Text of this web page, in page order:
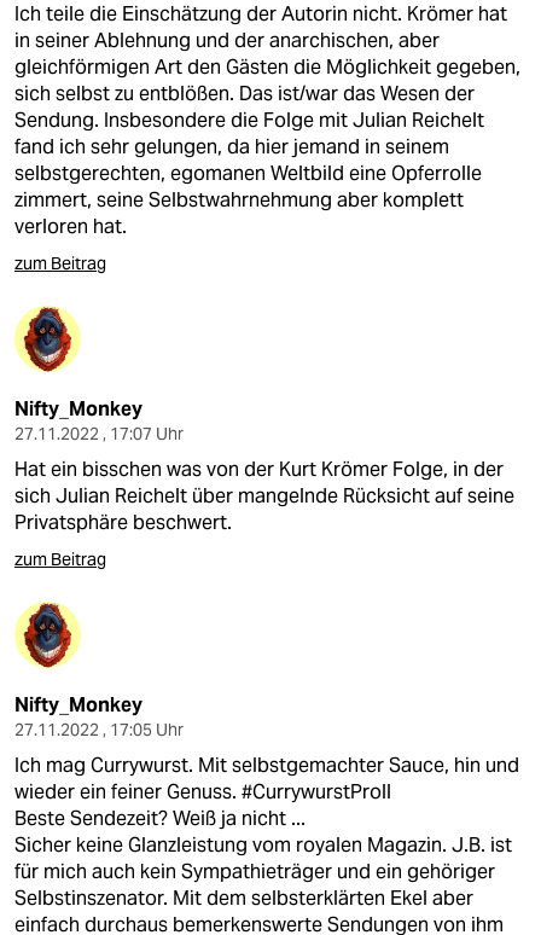
Ich teile die Einschätzung der Autorin nicht. Krömer hat
in seiner Ablehnung und der anarchischen, aber
gleichförmigen Art den Gästen die Möglichkeit gegeben,
sich selbst zu entblößen. Das ist/war das Wesen der
Sendung. Insbesondere die Folge mit Julian Reichelt
fand ich sehr gelungen, da hier jemand in seinem
selbstgerechten, egomanen Weltbild eine Opferrolle
zimmert, seine Selbstwahrnehmung aber komplett
verloren hat.
zum Beitrag
Nifty_Monkey
27.11.2022 , 17:07 Uhr
Hat ein bisschen was von der Kurt Krömer Folge, in der
sich Julian Reichelt über mangelnde Rücksicht auf seine
Privatsphäre beschwert.
zum Beitrag
Nifty_Monkey
27.11.2022 , 17:05 Uhr
Ich mag Currywurst. Mit selbstgemachter Sauce, hin und
wieder ein feiner Genuss. #CurrywurstProll
Beste Sendezeit? Weiß ja nicht ...
Sicher keine Glanzleistung vom royalen Magazin. J.B. ist
für mich auch kein Sympathieträger und ein gehöriger
Selbstinszenator. Mit dem selbsterklärten Ekel aber
einfach durchaus bemerkenswerte Sendungen von ihm